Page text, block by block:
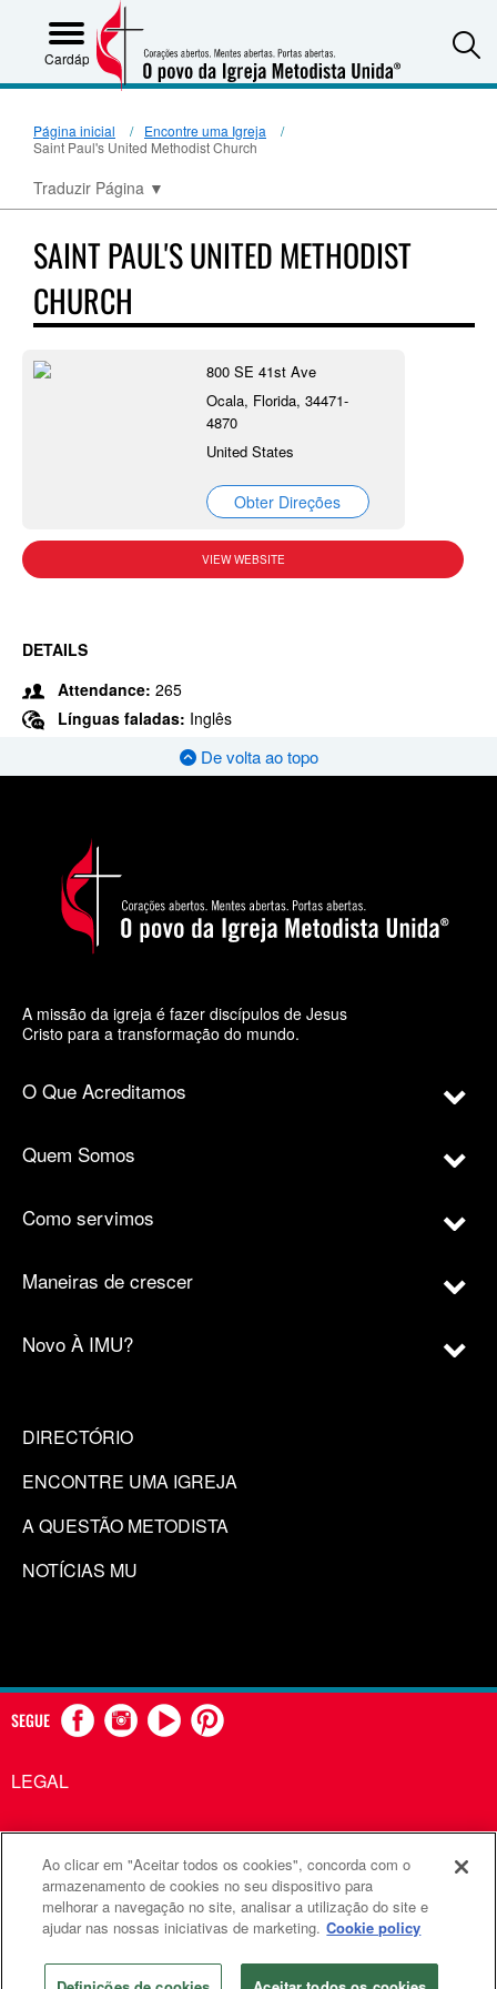
Cardápio
Página inicial
Encontre uma Igreja
Saint Paul's United Methodist Church
Traduzir Página ▼
SAINT PAUL'S UNITED METHODIST
CHURCH
800 SE 41st Ave
Ocala, Florida, 34471-
4870
United States
Obter Direções
VIEW WEBSITE
DETAILS
Attendance: 265
Línguas faladas: Inglês
De volta ao topo
A missão da igreja é fazer discípulos de Jesus
Cristo para a transformação do mundo.
O Que Acreditamos
Quem Somos
Como servimos
Maneiras de crescer
Novo À IMU?
DIRECTÓRIO
ENCONTRE UMA IGREJA
A QUESTÃO METODISTA
NOTÍCIAS MU
SEGUE
LEGAL
Comunicações Metodistas Unidas é uma agência da Igreja
Metodista Unida
©2026 Comunicações Metodistas Unidas. Todos os direitos
reservados
Ao clicar em "Aceitar todos os cookies", concorda com o
armazenamento de cookies no seu dispositivo para
melhorar a navegação no site, analisar a utilização do site e
ajudar nas nossas iniciativas de marketing. Cookie policy